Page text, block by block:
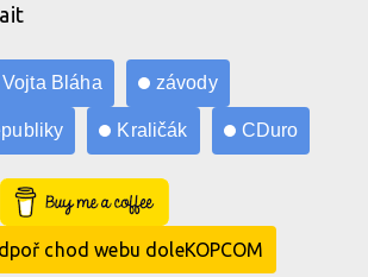
Vojta Bláha závody
Kraličák CDuro
Buy Me a Coffee
chod webu doleKOPCOM